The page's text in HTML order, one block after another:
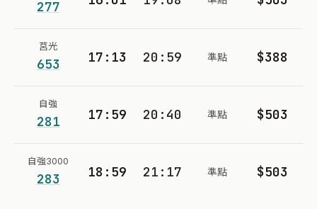
277
莒光
653 17:13 20:59 準點 $388
自強
281 17:59 20:40 準點 $503
自強3000
283 18:59 21:17 準點 $503